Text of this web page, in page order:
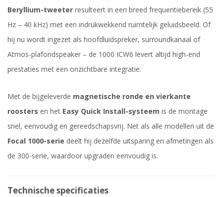
Beryllium-tweeter resulteert in een breed frequentiebereik (55
Hz – 40 kHz) met een indrukwekkend ruimtelijk geluidsbeeld. Of
hij nu wordt ingezet als hoofdluidspreker, surroundkanaal of
Atmos-plafondspeaker – de 1000 ICW6 levert altijd high-end
prestaties met een onzichtbare integratie.
Met de bijgeleverde magnetische ronde en vierkante
roosters en het Easy Quick Install-systeem is de montage
snel, eenvoudig en gereedschapsvrij. Net als alle modellen uit de
Focal 1000-serie deelt hij dezelfde uitsparing en afmetingen als
de 300-serie, waardoor upgraden eenvoudig is.
Technische specificaties